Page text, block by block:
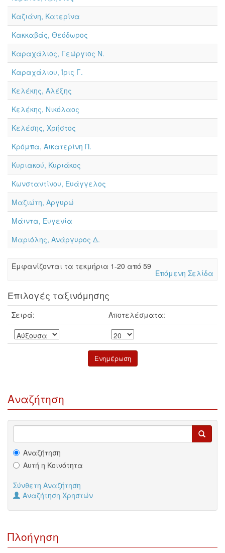
Καζιάνη, Κατερίνα
Κακκαβάς, Θεόδωρος
Καραχάλιος, Γεώργιος Ν.
Καραχάλιου, Ίρις Γ.
Κελέκης, Αλέξης
Κελέκης, Νικόλαος
Κελέσης, Χρήστος
Κρόμπα, Αικατερίνη Π.
Κυριακού, Κυριάκος
Κωνσταντίνου, Ευάγγελος
Μαζιώτη, Αργυρώ
Μάιντα, Ευγενία
Μαριόλης, Ανάργυρος Δ.
Eμφανίζονται τα τεκμήρια 1-20 από 59
Επόμενη Σελίδα
Επιλογές ταξινόμησης
Σειρά: Αποτελέσματα:
Αναζήτηση
Αναζήτηση
Αυτή η Κοινότητα
Σύνθετη Αναζήτηση
Αναζήτηση Χρηστών
Πλοήγηση